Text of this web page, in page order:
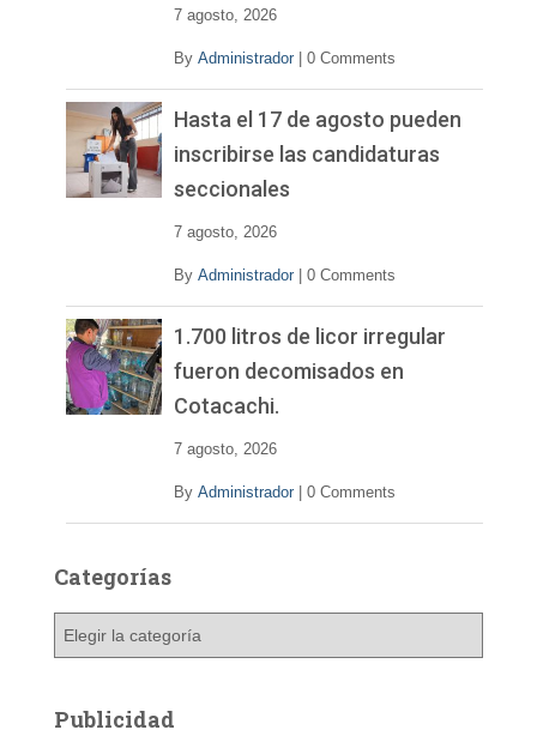
7 agosto, 2026
By Administrador 0 Comments
Hasta el 17 de agosto pueden
inscribirse las candidaturas
seccionales
7 agosto, 2026
By Administrador 0 Comments
1.700 litros de licor irregular
fueron decomisados en
Cotacachi.
7 agosto, 2026
By Administrador 0 Comments
Categorías
Publicidad